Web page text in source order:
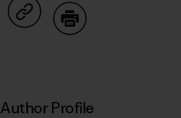
Share on Copy Link
Author Profile